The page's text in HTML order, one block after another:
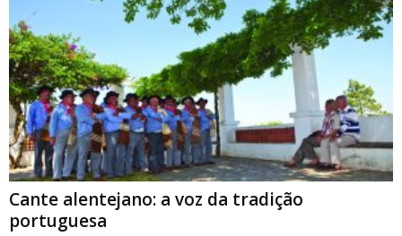
Cante alentejano: a voz da tradição
portuguesa